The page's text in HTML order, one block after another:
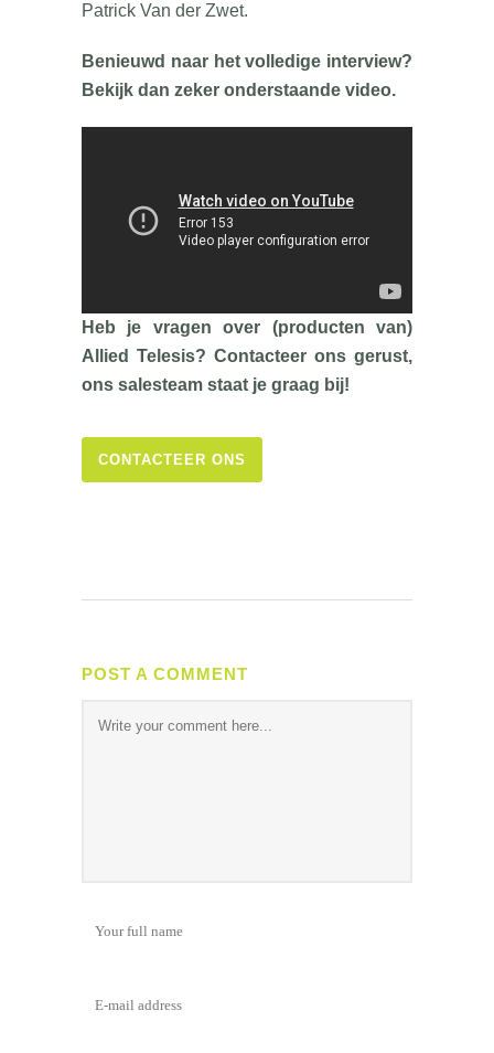
Patrick Van der Zwet.
Benieuwd naar het volledige interview?
Bekijk dan zeker onderstaande video.
Heb je vragen over (producten van)
Allied Telesis? Contacteer ons gerust,
ons salesteam staat je graag bij!
CONTACTEER ONS
POST A COMMENT